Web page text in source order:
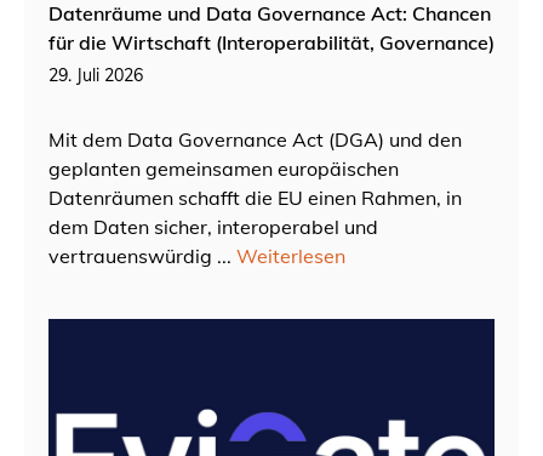
Datenräume und Data Governance Act: Chancen
für die Wirtschaft (Interoperabilität, Governance)
29. Juli 2026
Mit dem Data Governance Act (DGA) und den
geplanten gemeinsamen europäischen
Datenräumen schafft die EU einen Rahmen, in
dem Daten sicher, interoperabel und
vertrauenswürdig ... Weiterlesen